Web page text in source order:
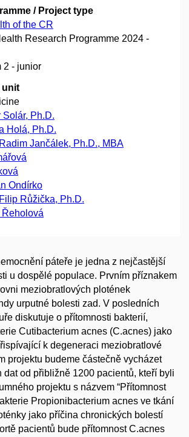
/ Project type
of the CR
Research Programme 2024 -
2 - junior
unit
Solár, Ph.D.
Holá, Ph.D.
Jančálek, Ph.D., MBA
Ondírko
Růžička, Ph.D.
Řeholová
páteře je jedna z nejčastější
u dospělé populace. Prvním příznakem
meziobratlových plotének
urputné bolesti zad. V posledních
diskutuje o přítomnosti bakterií,
Cutibacterium acnes (C.acnes) jako
k degeneraci meziobratlové
projektu budeme částečně vycházet
dat od přibližně 1200 pacientů, kteří byli
projektu s názvem “Přítomnost
Propionibacterium acnes ve tkání
jako příčina chronických bolestí
pacientů bude přítomnost C.acnes